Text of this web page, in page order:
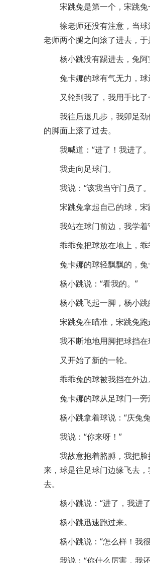
宋跳兔是第一个，宋跳兔
徐老师还没有注意，当
老师两个腿之间滚了进去，于
杨小跳没有踢进去，兔阿
兔卡娜的球有气无力，
又轮到我了，我用手比
我往后退几步，我卯足
的脚面上滚了过去。
我喊道：“进了！我进了
我走向足球门。
我说：“该我当守门员了
宋跳兔拿起自己的球，宋
我站在球门前边，我学
乖乖兔把球放在地上，
兔卡娜的球轻飘飘的，兔
杨小跳说：“看我的。”
杨小跳飞起一脚，杨小
宋跳兔在瞄准，宋跳兔
我不断地地用脚把球挡
又开始了新的一轮。
乖乖兔的球被我挡在外边。
兔卡娜的球从足球门一旁
杨小跳拿着球说：“庆兔
我说：“你来呀！”
我故意抱着胳膊，我把
来，球是往足球门边缘飞去
去。
杨小跳说：“进了，我进
杨小跳迅速跑过来。
杨小跳说：“怎么样！我
我说：“你什么厉害，我